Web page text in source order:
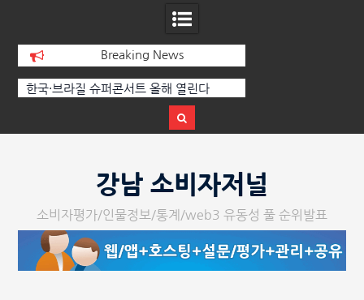
Breaking News
서트 올해 열린다
[정봉수 칼럼] 약정휴가의 종류와 운영방
강남 소비자저널
소비자평가/인물정보/통계/web3 유동성 풀 순위발표